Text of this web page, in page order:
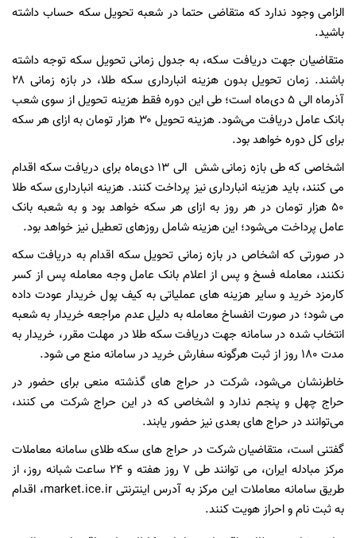
الزامی وجود ندارد که متقاضی حتما در شعبه تحویل سکه حساب داشته
باشید.
متقاضیان جهت دریافت سکه، به جدول زمانی تحویل سکه توجه داشته
باشند. زمان تحویل بدون هزینه انبارداری سکه طلا، در بازه زمانی ۲۸
آذرماه الی ۵ دی‌ماه است؛ طی این دوره فقط هزینه تحویل از سوی شعب
بانک عامل دریافت می‌شود. هزینه تحویل ۳۰ هزار تومان به ازای هر سکه
برای کل دوره خواهد بود.
اشخاصی که طی بازه زمانی شش الی ۱۳ دی‌ماه برای دریافت سکه اقدام
می کنند، باید هزینه انبارداری نیز پرداخت کنند. هزینه انبارداری سکه طلا
۵۰ هزار تومان در هر روز به ازای هر سکه خواهد بود و به شعبه بانک
عامل پرداخت می‌شود؛ این هزینه شامل روزهای تعطیل نیز خواهد بود.
در صورتی که اشخاص در بازه زمانی تحویل سکه اقدام به دریافت سکه
نکنند، معامله فسخ و پس از اعلام بانک عامل وجه معامله پس از کسر
کارمزد خرید و سایر هزینه های عملیاتی به کیف پول خریدار عودت داده
می شود؛ در صورت انفساخ معامله به دلیل عدم مراجعه خریدار به شعبه
انتخاب شده در سامانه جهت دریافت سکه طلا در مهلت مقرر، خریدار به
مدت ۱۸۰ روز از ثبت هرگونه سفارش خرید در سامانه منع می شود.
خاطرنشان می‌شود، شرکت در حراج های گذشته منعی برای حضور در
حراج چهل و پنجم ندارد و اشخاصی که در این حراج شرکت می کنند،
می‌توانند در حراج های بعدی نیز حضور یابند.
گفتنی است، متقاضیان شرکت در حراج های سکه طلای سامانه معاملات
مرکز مبادله ایران، می توانند طی ۷ روز هفته و ۲۴ ساعت شبانه روز، از
طریق سامانه معاملات این مرکز به آدرس اینترنتی market.ice.ir، اقدام
به ثبت نام و احراز هویت کنند.